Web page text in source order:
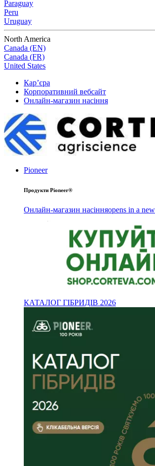
Paraguay
Peru
Uruguay
North America
Canada (EN)
Canada (FR)
United States
Кар’єра
Корпоративний вебсайт
Онлайн-магазин насіння
Pioneer
Продукти Pioneer®
Онлайн-магазин насінняopens in a
КАТАЛОГ ГІБРИДІВ 2026